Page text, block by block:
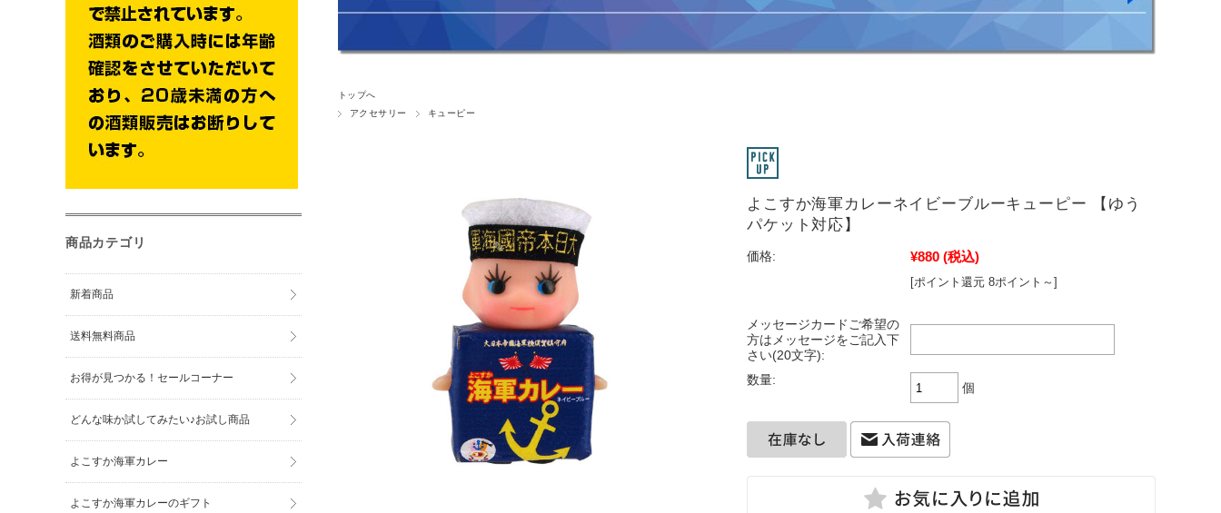
トップへ
アクセサリー
キューピー
よこすか海軍カレーネイビーブルーキューピー 【ゆう
パケット対応】
価格: ¥880 (税込)
[ポイント還元 8ポイント～]
メッセージカードご希望の
方はメッセージをご記入下
さい(20文字):
数量:
個
商品カテゴリ
新着商品
送料無料商品
お得が見つかる！セールコーナー
どんな味か試してみたい♪お試し商品
よこすか海軍カレー
よこすか海軍カレーのギフト